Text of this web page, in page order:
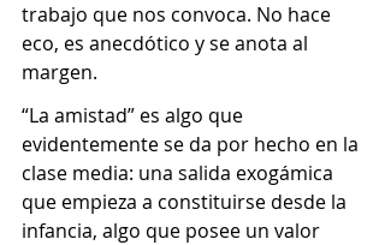
trabajo que nos convoca. No hace
eco, es anecdótico y se anota al
margen.
“La amistad” es algo que
evidentemente se da por hecho en la
clase media: una salida exogámica
que empieza a constituirse desde la
infancia, algo que posee un valor